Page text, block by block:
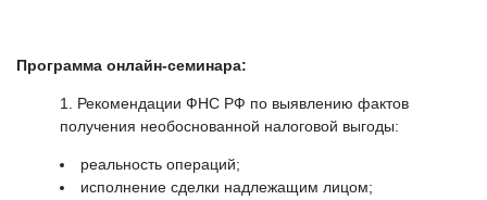
Программа онлайн-семинара:
Рекомендации ФНС РФ по выявлению фактов
получения необоснованной налоговой выгоды:
реальность операций;
исполнение сделки надлежащим лицом;